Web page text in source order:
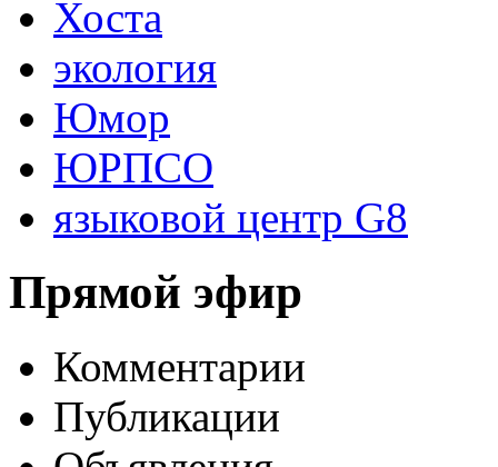
Хоста
экология
Юмор
ЮРПСО
языковой центр G8
Прямой эфир
Комментарии
Публикации